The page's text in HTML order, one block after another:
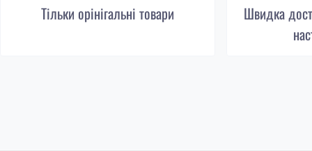
Тільки орінігальні товари
Швидка